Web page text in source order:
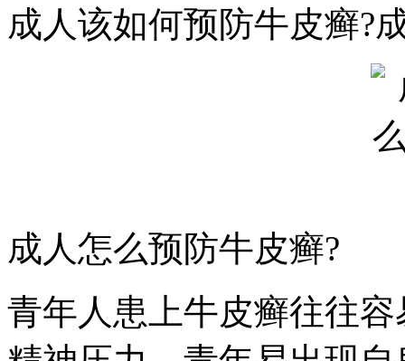
成人该如何预防牛皮癣?
成人怎么预防牛皮癣?
青年人患上牛皮癣往往